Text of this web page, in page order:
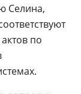
Селина,
по